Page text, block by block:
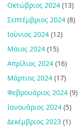
Οκτώβριος 2024 (13)
Σεπτέμβριος 2024 (8)
Ιούνιος 2024 (12)
Μάιος 2024 (15)
Απρίλιος 2024 (16)
Μάρτιος 2024 (17)
Φεβρουάριος 2024 (9)
Ιανουάριος 2024 (5)
Δεκέμβριος 2023 (1)